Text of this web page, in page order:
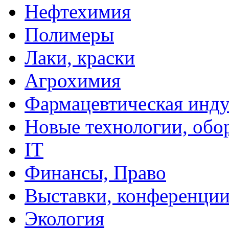
Нефтехимия
Полимеры
Лаки, краски
Агрохимия
Фармацевтическая
Новые технологии,
IT
Финансы, Право
Выставки,
Экология